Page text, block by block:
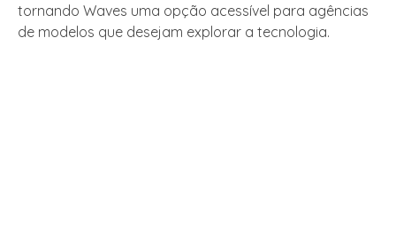
tornando Waves uma opção acessível para agências
de modelos que desejam explorar a tecnologia.